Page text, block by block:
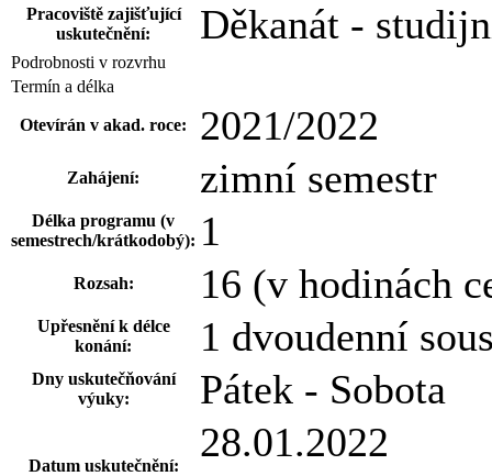
Pracoviště zajišťující
uskutečnění:
Děkanát -
Podrobnosti v rozvrhu
Termín a délka
Otevírán v akad. roce: 2021/2022
Zahájení: zimní semestr
Délka programu (v
semestrech/krátkodobý): 1
Rozsah: 16 (v hodinách
Upřesnění k délce
konání:
1 dvoudenní
Dny uskutečňování
výuky:
Pátek - Sobota
Datum uskutečnění:
28.01.2022